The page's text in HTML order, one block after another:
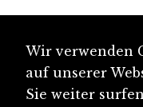
Wir verwenden
auf unserer
Sie weiter